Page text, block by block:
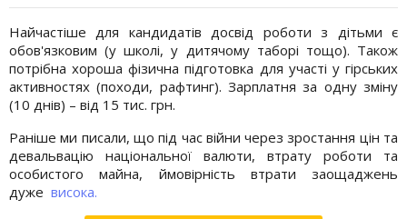
Найчастіше для кандидатів досвід роботи з дітьми є
обов'язковим (у школі, у дитячому таборі тощо). Також
потрібна хороша фізична підготовка для участі у гірських
активностях (походи, рафтинг). Зарплатня за одну зміну
(10 днів) – від 15 тис. грн.
Раніше ми писали, що під час війни через зростання цін та
девальвацію національної валюти, втрату роботи та
особистого майна, ймовірність втрати заощаджень
дуже висока.